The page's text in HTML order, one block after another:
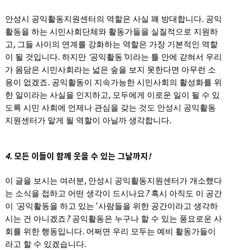
안성시 공익활동지원센터의 역할은 사실 꽤 방대합니다. 공익
활동을 하는 시민사회단체와 활동가들을 실질적으로 지원하
고, 그들 사이의 연계를 강화하는 역할은 가장 기본적인 역할
이 될 것입니다. 하지만 ‘공익활동 ’이라는 틀 안에 갇혀서 우리
가 몸담은 시민사회라는 넓은 숲을 보지 못한다면 아무런 소
용이 없겠죠. 공익활동이 지속가능한 시민사회의 활성화를 위
한 일이라는 사실을 인지하고, 모두에게 이로운 일이 될 수 있
도록 시민 사회에 언제나 관심을 갖는 것도 안성시 공익활동
지원센터가 맡게 될 역할이 아닐까 생각합니다.
4.모든 이들이 함께 웃을 수 있는 그날까지!
이 글을 보시는 여러분, 안성시 공익활동지원센터가 개소했다
는 소식을 접하고 어떤 생각이 드시나요 ?혹시 아직도 이 공간
이
‘공익활동을 하고 있는 ’사람들을 위한 공간이라고 생각하
시는 건 아니겠죠?공익활동은 누구나 할 수 있는 풍요로운 사
회를 위한 행동입니다. 어쩌면 우리 모두는 예비 활동가들이
라고 할 수 있겠습니다.